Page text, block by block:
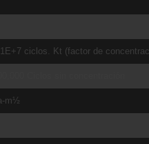
ciclos. Kt (factor de
m½